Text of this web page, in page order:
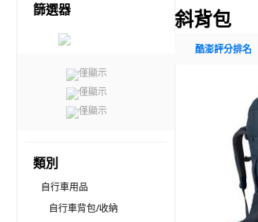
篩選器
僅顯示
僅顯示
僅顯示
類別
自行車用品
自行車背包/收納
斜背包
酷澎評分排名